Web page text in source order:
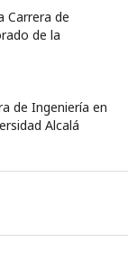
Carrera de
de la
de Ingeniería en
Alcalá